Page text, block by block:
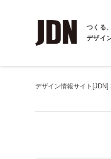
つくる
デザイ
デザイン情報サイト[JDN]